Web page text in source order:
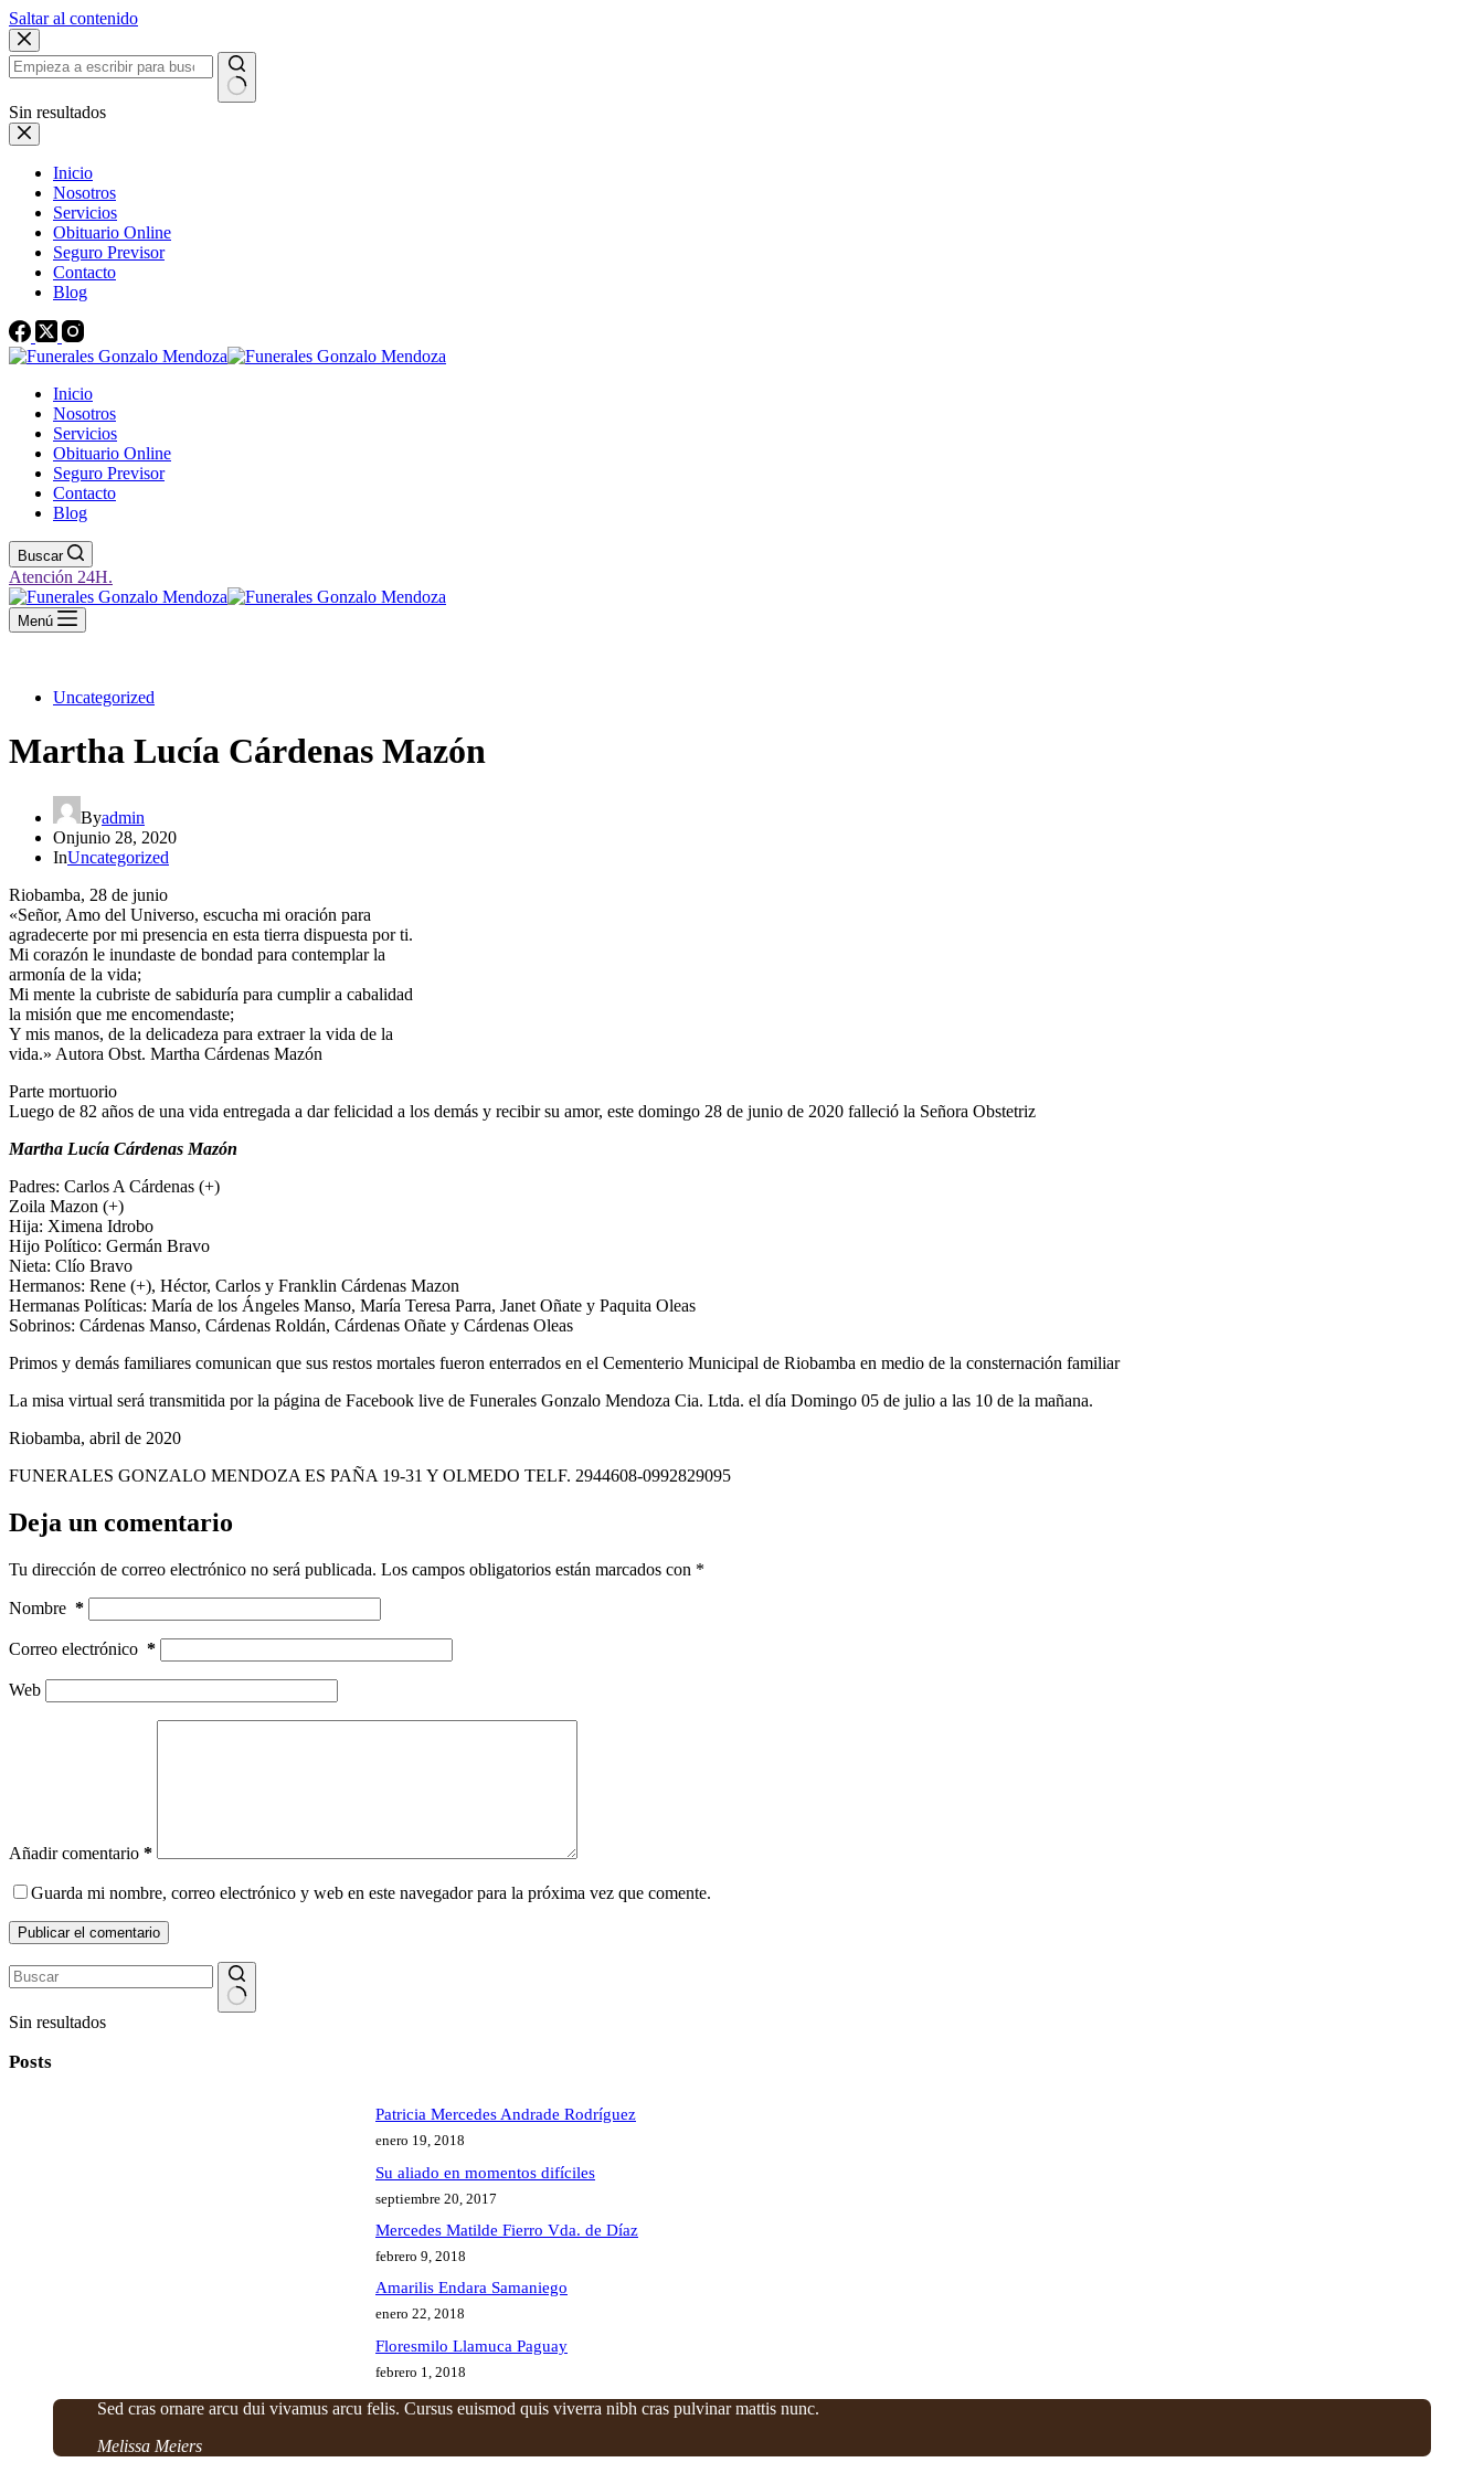
Saltar al contenido
Sin resultados
Inicio
Nosotros
Servicios
Obituario Online
Seguro Previsor
Contacto
Blog
Inicio
Nosotros
Servicios
Obituario Online
Seguro Previsor
Contacto
Blog
Buscar
Atención 24H.
Menú
Uncategorized
Martha Lucía Cárdenas Mazón
Byadmin
Onjunio 28, 2020
InUncategorized
Riobamba, 28 de junio
«Señor, Amo del Universo, escucha mi oración para
agradecerte por mi presencia en esta tierra dispuesta por ti.
Mi corazón le inundaste de bondad para contemplar la
armonía de la vida;
Mi mente la cubriste de sabiduría para cumplir a cabalidad
la misión que me encomendaste;
Y mis manos, de la delicadeza para extraer la vida de la
vida.» Autora Obst. Martha Cárdenas Mazón
Parte mortuorio
Luego de 82 años de una vida entregada a dar felicidad a los demás y recibir su amor, este domingo 28 de junio de 2020 falleció la Señora Obstetriz
Martha Lucía Cárdenas Mazón
Padres: Carlos A Cárdenas (+)
Zoila Mazon (+)
Hija: Ximena Idrobo
Hijo Político: Germán Bravo
Nieta: Clío Bravo
Hermanos: Rene (+), Héctor, Carlos y Franklin Cárdenas Mazon
Hermanas Políticas: María de los Ángeles Manso, María Teresa Parra, Janet Oñate y Paquita Oleas
Sobrinos: Cárdenas Manso, Cárdenas Roldán, Cárdenas Oñate y Cárdenas Oleas
Primos y demás familiares comunican que sus restos mortales fueron enterrados en el Cementerio Municipal de Riobamba en medio de la consternación familiar
La misa virtual será transmitida por la página de Facebook live de Funerales Gonzalo Mendoza Cia. Ltda. el día Domingo 05 de julio a las 10 de la mañana.
Riobamba, abril de 2020
FUNERALES GONZALO MENDOZA ES PAÑA 19-31 Y OLMEDO TELF. 2944608-0992829095
Deja un comentario
Tu dirección de correo electrónico no será publicada. Los campos obligatorios están marcados con *
Nombre *
Correo electrónico *
Web
Añadir comentario *
Guarda mi nombre, correo electrónico y web en este navegador para la próxima vez que comente.
Publicar el comentario
Sin resultados
Posts
Patricia Mercedes Andrade Rodríguez
enero 19, 2018
Su aliado en momentos difíciles
septiembre 20, 2017
Mercedes Matilde Fierro Vda. de Díaz
febrero 9, 2018
Amarilis Endara Samaniego
enero 22, 2018
Floresmilo Llamuca Paguay
febrero 1, 2018
Sed cras ornare arcu dui vivamus arcu felis. Cursus euismod quis viverra nibh cras pulvinar mattis nunc.
Melissa Meiers